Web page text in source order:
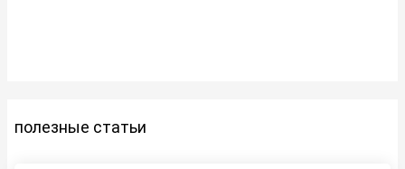
полезные статьи